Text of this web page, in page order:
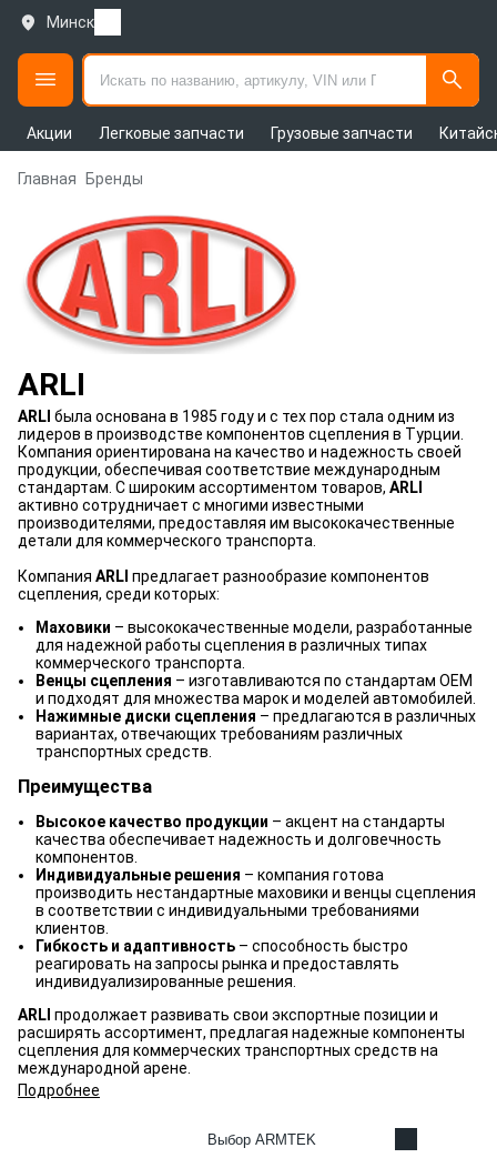
Минск
Акции Легковые запчасти Грузовые запчасти
Главная Бренды
ARLI
ARLI была основана в 1985 году и с тех пор стала одним из
лидеров в производстве компонентов сцепления в Турции.
Компания ориентирована на качество и надежность своей
продукции, обеспечивая соответствие международным
стандартам. С широким ассортиментом товаров, ARLI
активно сотрудничает с многими известными
производителями, предоставляя им высококачественные
детали для коммерческого транспорта.
Компания ARLI предлагает разнообразие компонентов
сцепления, среди которых:
Маховики – высококачественные модели, разработанные
для надежной работы сцепления в различных типах
коммерческого транспорта.
Венцы сцепления – изготавливаются по стандартам OEM
и подходят для множества марок и моделей автомобилей.
Нажимные диски сцепления – предлагаются в различных
вариантах, отвечающих требованиям различных
транспортных средств.
Преимущества
Высокое качество продукции – акцент на стандарты
качества обеспечивает надежность и долговечность
компонентов.
Индивидуальные решения – компания готова
производить нестандартные маховики и венцы сцепления
в соответствии с индивидуальными требованиями
клиентов.
Гибкость и адаптивность – способность быстро
реагировать на запросы рынка и предоставлять
индивидуализированные решения.
ARLI продолжает развивать свои экспортные позиции и
расширять ассортимент, предлагая надежные компоненты
сцепления для коммерческих транспортных средств на
международной арене.
Подробнее
Выбор ARMTEK